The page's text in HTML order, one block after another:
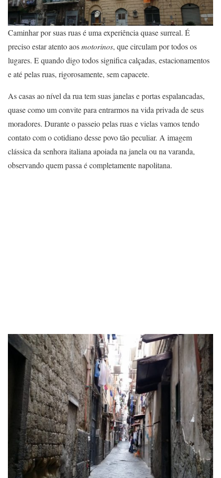
Caminhar por suas ruas é uma experiência quase surreal. É
preciso estar atento aosmotorinos, que circulam por todos os
lugares. E quando digo todos significa calçadas, estacionamentos
e até pelas ruas, rigorosamente, sem capacete.
As casas ao nível da rua tem suas janelas e portas espalancadas,
quase como um convite para entrarmos na vida privada de seus
moradores. Durante o passeio pelas ruas e vielas vamos tendo
contato com o cotidiano desse povo tão peculiar. A imagem
clássica da senhora italiana apoiada na janela ou na varanda,
observando quem passa é completamente napolitana.